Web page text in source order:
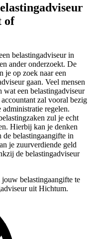
of
belastingadviseur in
ander onderzoekt. De
je op zoek naar een
gaan. Veel mensen
wat een belastingadviseur
zal vooral bezig
regelen.
zul je echt
Hierbij kan je denken
de belastingaangifte in
je zuurverdiende geld
de belastingadviseur
jouw belastingaangifte te
uit Hichtum.